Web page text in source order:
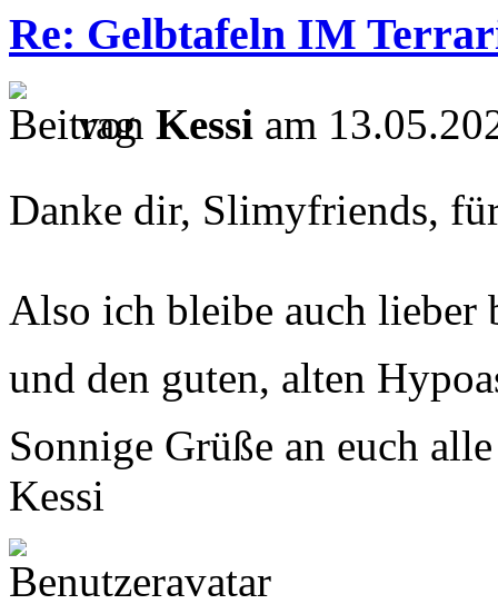
Re: Gelbtafeln IM
von Kessi am
Danke dir, Slimyfriends,
Also ich bleibe auch lieber
und den guten, alten
Sonnige Grüße an euch
Kessi